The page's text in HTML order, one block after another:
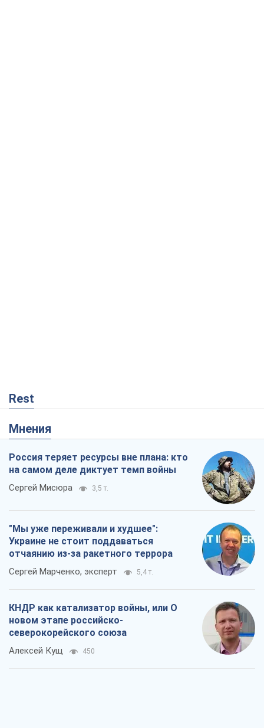
Rest
Мнения
Россия теряет ресурсы вне плана: кто
на самом деле диктует темп войны
Сергей Мисюра 3,5 т.
"Мы уже переживали и худшее":
Украине не стоит поддаваться
отчаянию из-за ракетного террора
Сергей Марченко, эксперт 5,4 т.
КНДР как катализатор войны, или О
новом этапе российско-
северокорейского союза
Алексей Кущ 450